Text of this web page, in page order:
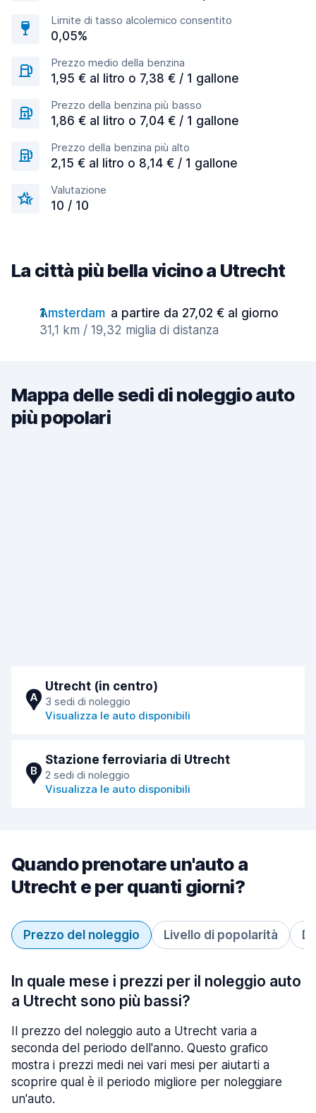
Limite di tasso alcolemico consentito
0,05%
Prezzo medio della benzina
1,95 € al litro o 7,38 € / 1 gallone
Prezzo della benzina più basso
1,86 € al litro o 7,04 € / 1 gallone
Prezzo della benzina più alto
2,15 € al litro o 8,14 € / 1 gallone
Valutazione
10 / 10
La città più bella vicino a Utrecht
Amsterdam a partire da 27,02 € al giorno
31,1 km / 19,32 miglia di distanza
Mappa delle sedi di noleggio auto
più popolari
A
Utrecht (in centro)
3 sedi di noleggio
Visualizza le auto disponibili
B
Stazione ferroviaria di Utrecht
2 sedi di noleggio
Visualizza le auto disponibili
Quando prenotare un'auto a
Utrecht e per quanti giorni?
Prezzo del noleggio Livello di popolarità
In quale mese i prezzi per il noleggio auto
a Utrecht sono più bassi?
Il prezzo del noleggio auto a Utrecht varia a
seconda del periodo dell'anno. Questo grafico
mostra i prezzi medi nei vari mesi per aiutarti a
scoprire qual è il periodo migliore per noleggiare
un'auto.